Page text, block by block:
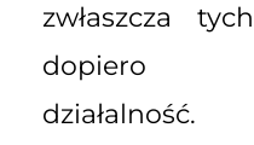
zwłaszcza
dopiero